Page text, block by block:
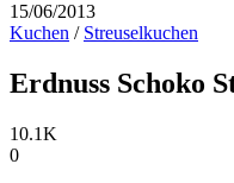
15/06/2013
Kuchen / Streuselkuchen
Erdnuss Schoko
10.1K
0